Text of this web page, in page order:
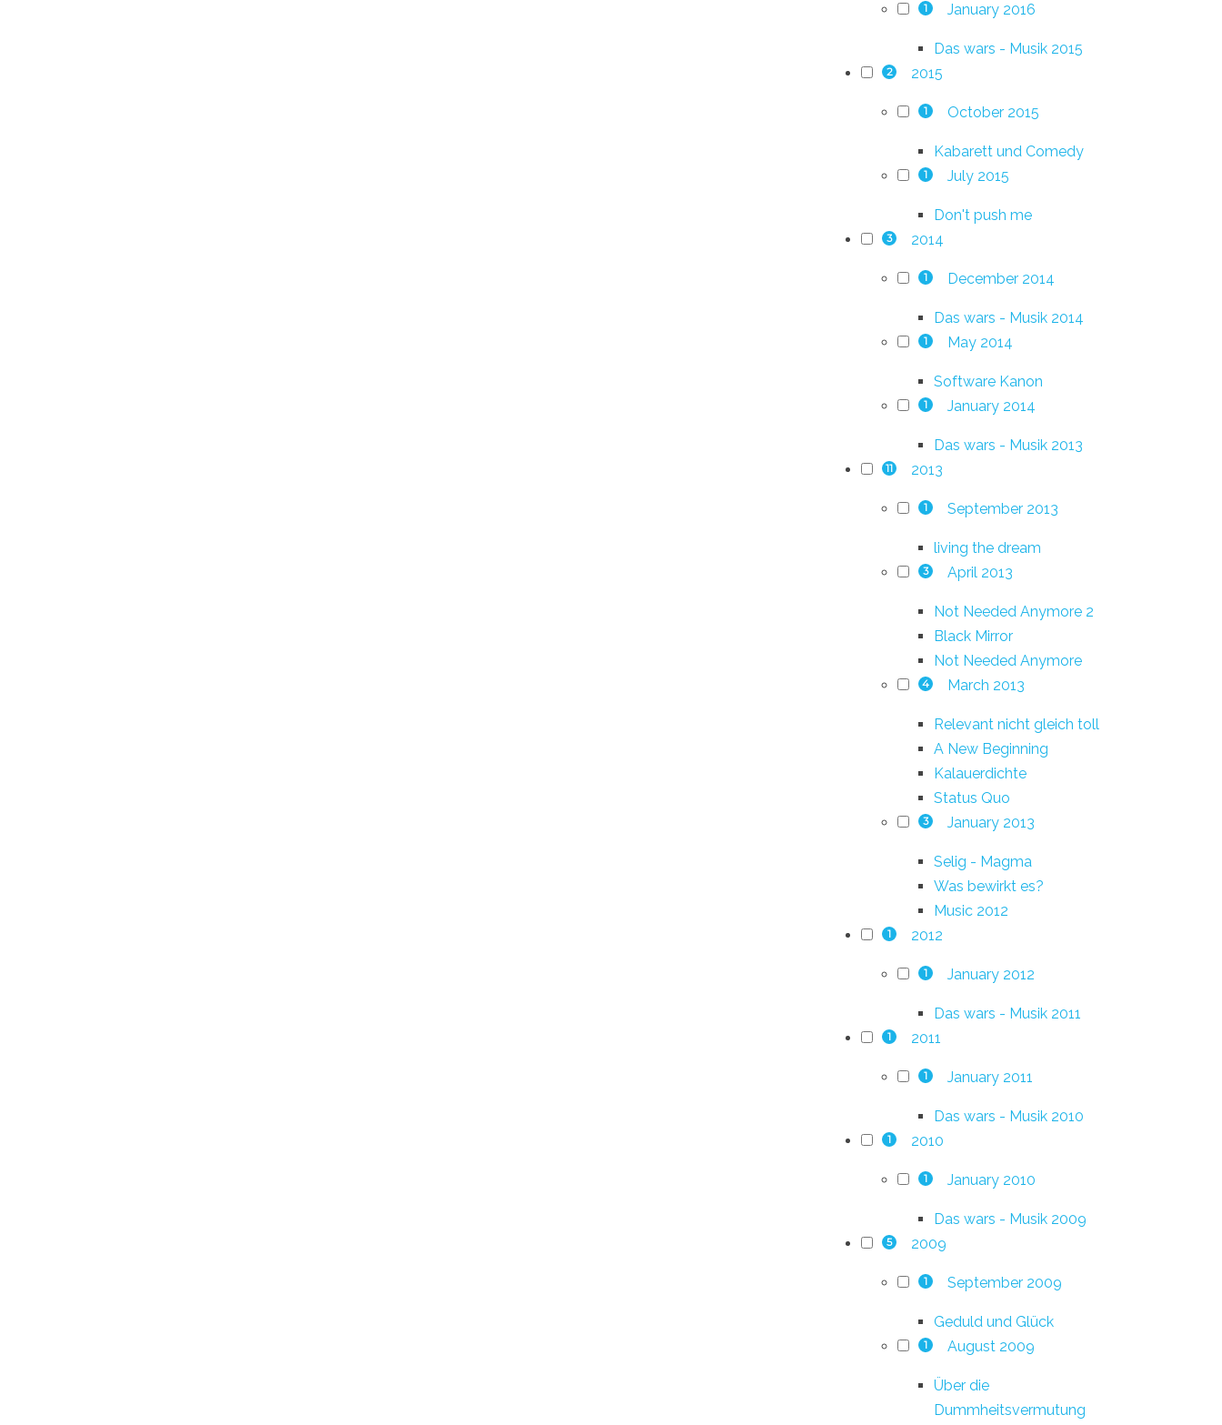
1 January 2016
Das wars - Musik 2015
2 2015
1 October 2015
Kabarett und Comedy
1 July 2015
Don't push me
3 2014
1 December 2014
Das wars - Musik 2014
1 May 2014
Software Kanon
1 January 2014
Das wars - Musik 2013
11 2013
1 September 2013
living the dream
3 April 2013
Not Needed Anymore 2
Black Mirror
Not Needed Anymore
4 March 2013
Relevant nicht gleich toll
A New Beginning
Kalauerdichte
Status Quo
3 January 2013
Selig - Magma
Was bewirkt es?
Music 2012
1 2012
1 January 2012
Das wars - Musik 2011
1 2011
1 January 2011
Das wars - Musik 2010
1 2010
1 January 2010
Das wars - Musik 2009
5 2009
1 September 2009
Geduld und Glück
1 August 2009
Über die
Dummheitsvermutung